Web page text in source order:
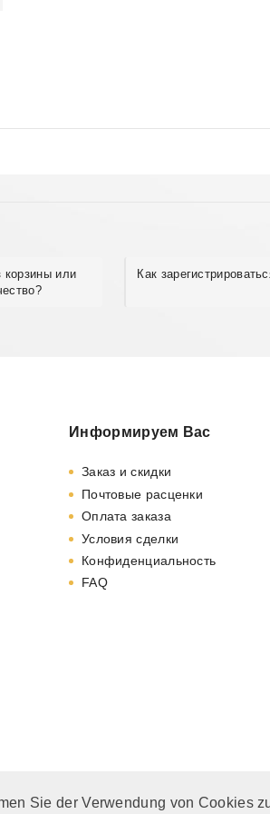
Sie der Verwendung von Cookies
корзины или
Как
Информируем Вас
Заказ и скидки
Почтовые расценки
Оплата заказа
Условия сделки
Конфиденциальность
FAQ